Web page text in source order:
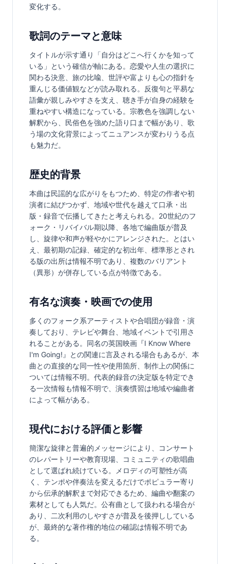
変化する。
歌詞のテーマと意味
タイトルが示す通り「自分はどこへ行くかを知って
いる」という確信が軸にある。恋愛や人生の選択に
関わる決意、旅の比喩、世評や富よりも心の指針を
重んじる価値観などが読み取れる。反復句と平易な
語彙が親しみやすさを支え、聴き手が自身の経験を
重ねやすい構造になっている。宗教色を強調しない
解釈から、民俗色を強めた語り口まで幅があり、歌
う場の文化背景によってニュアンスが変わりうる点
も魅力だ。
歴史的背景
本曲は民謡的な広がりをもつため、特定の作者や初
演者に結びつかず、地域や世代を越えて口承・出
版・録音で伝播してきたと考えられる。20世紀のフ
ォーク・リバイバル期以降、各地で編曲版が普及
し、旋律や和声が軽やかにアレンジされた。とはい
え、最初期の記録、確定的な初出年、標準形とされ
る版の出所は情報不明であり、複数のバリアント
（異形）が併存している点が特徴である。
有名な演奏・映画での使用
多くのフォーク系アーティストや合唱団が録音・演
奏しており、テレビや舞台、地域イベントで引用さ
れることがある。同名の英国映画『I Know Where
I'm Going!』との関連に言及される場合もあるが、本
曲との直接的な同一性や使用箇所、制作上の関係に
ついては情報不明。代表的録音の決定版を特定でき
る一次情報も情報不明で、演奏慣習は地域や編曲者
によって幅がある。
現代における評価と影響
簡潔な旋律と普遍的メッセージにより、コンサート
のレパートリーや教育現場、コミュニティの歌唱曲
として選ばれ続けている。メロディの可塑性が高
く、テンポや伴奏法を変えるだけでポピュラー寄り
から伝承的解釈まで対応できるため、編曲や翻案の
素材としても人気だ。公有曲として扱われる場合が
あり、二次利用のしやすさが普及を後押ししている
が、最終的な著作権的地位の確認は情報不明であ
る。